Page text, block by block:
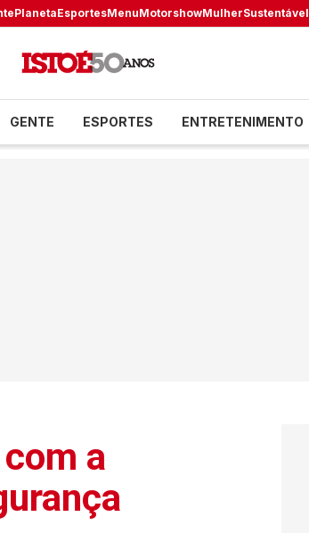
PlanetaEsportesMenuMotorshowMulherSustentável
GENTE ESPORTES ENTRETENIMENTO
a